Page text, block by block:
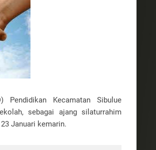
Pendidikan Kecamatan Sibulue
sebagai ajang silaturrahim
Januari kemarin.